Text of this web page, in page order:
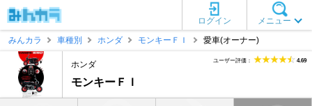
メニュー
ログイン
みんカラ
車種別 ホンダ モンキーＦＩ 愛車(オーナー)
ホンダ
モンキーＦＩ
ユーザー評価： 4.69